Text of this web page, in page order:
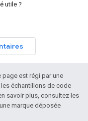
utile ?
est régi par une
les échantillons de code
savoir plus, consultez les
marque déposée